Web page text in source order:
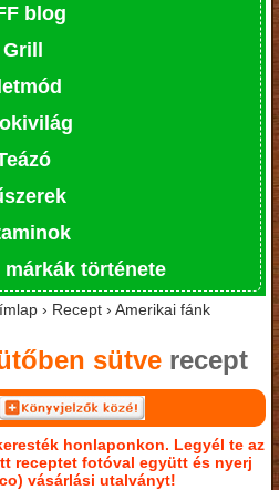
blog
Grill
márkák története
› Recept › Amerikai fánk
sütve recept
honlaponkon. Legyél te az
receptet fotóval együtt és nyerj
vásárlási utalványt!